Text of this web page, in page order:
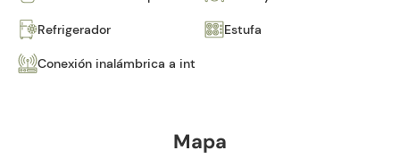
Refrigerador Estufa
Conexión inalámbrica a internet
Mapa